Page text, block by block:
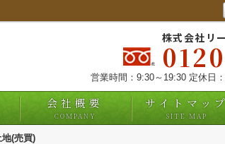
株式会社リ
営業時間：9:30～19:30 定休日
会社概要
COMPANY
サイトマップ
SITE MAP
(売買)